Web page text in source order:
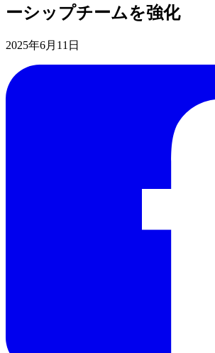
ーシップチームを強化
2025年6月11日